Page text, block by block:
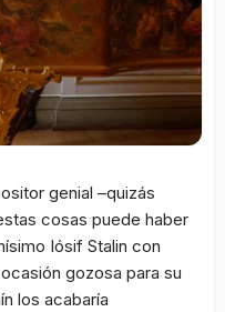
genial –quizás
cosas puede haber
Iósif Stalin con
gozosa para su
los acabaría